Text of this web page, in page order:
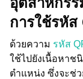
การใช้รหัส
ด้วยความ รหัส
ใช้ไปยังเนื้อหาช
ตำแหน่ง ซึ่งจะช่